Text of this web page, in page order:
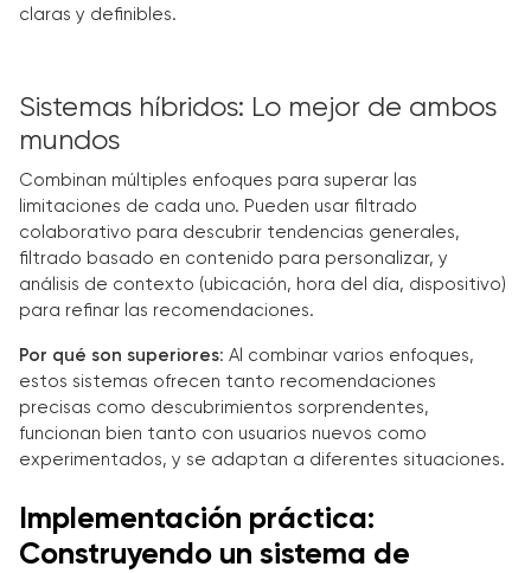
claras y definibles.
Sistemas híbridos: Lo mejor de ambos
mundos
Combinan múltiples enfoques para superar las
limitaciones de cada uno. Pueden usar filtrado
colaborativo para descubrir tendencias generales,
filtrado basado en contenido para personalizar, y
análisis de contexto (ubicación, hora del día, dispositivo)
para refinar las recomendaciones.
Por qué son superiores: Al combinar varios enfoques,
estos sistemas ofrecen tanto recomendaciones
precisas como descubrimientos sorprendentes,
funcionan bien tanto con usuarios nuevos como
experimentados, y se adaptan a diferentes situaciones.
Implementación práctica:
Construyendo un sistema de